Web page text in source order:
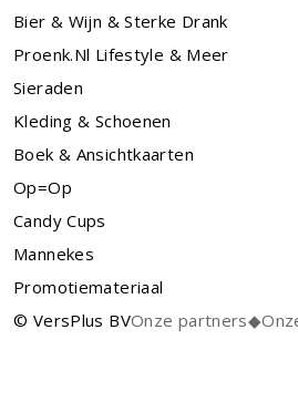
Bier & Wijn & Sterke Drank
Proenk.nl Lifestyle & Meer
Sieraden
Kleding & Schoenen
Boek & Ansichtkaarten
Op=Op
Candy Cups
Mannekes
Promotiemateriaal
© VersPlus BVOnze partners◆